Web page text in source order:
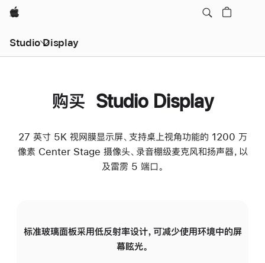
Apple
Studio Display
购买 Studio Display
27 英寸 5K 视网膜显示屏、支持桌上视角功能的 1200 万
像素 Center Stage 摄像头、录音棚级麦克风和扬声器，以
及雷雳 5 端口。
标准玻璃面板采用低反射率设计，可减少使用环境中的屏
幕眩光。